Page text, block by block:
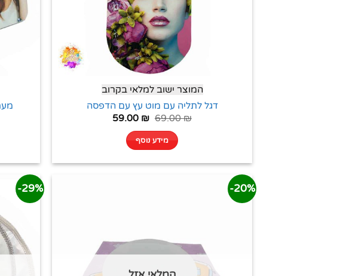
המוצר ישוב למלאי בקרוב
דגל לתליה עם מוט עץ עם הדפסה
69.00₪
59.00 ₪
מידע נוסף
20%-
29%-